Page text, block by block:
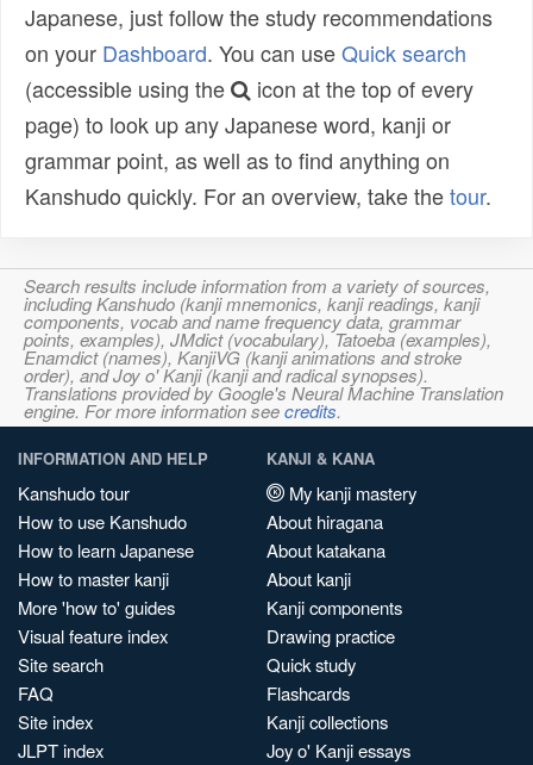
Japanese, just follow the study recommendations
on your Dashboard. You can useQuick search
(accessible using the
icon at the top of every
page) to look up any Japanese word, kanji or
grammar point, as well as to find anything on
Kanshudo quickly. For an overview, take thetour.
Search results include information from a variety of sources,
including Kanshudo (kanji mnemonics, kanji readings, kanji
components, vocab and name frequency data, grammar
points, examples), JMdict (vocabulary), Tatoeba (examples),
Enamdict (names), KanjiVG (kanji animations and stroke
order), and Joy o' Kanji (kanji and radical synopses).
Translations provided by Google's Neural Machine Translation
engine. For more information seecredits.
INFORMATION AND HELP
Kanshudo tour
How to use Kanshudo
How to learn Japanese
How to master kanji
More 'how to' guides
Visual feature index
Site search
FAQ
Site index
JLPT index
KANJI & KANA
My kanji mastery
About hiragana
About katakana
About kanji
Kanji components
Drawing practice
Quick study
Flashcards
Kanji collections
Joy o' Kanji essays